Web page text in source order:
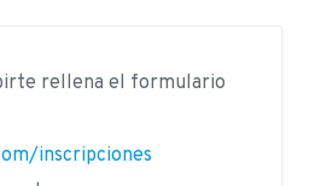
rellena el formulario
inscripciones